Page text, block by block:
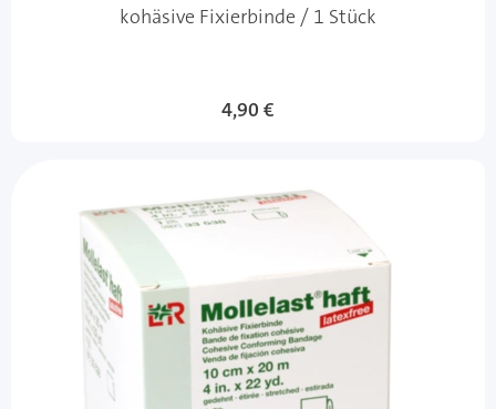
kohäsive Fixierbinde / 1 Stück
4,90 €